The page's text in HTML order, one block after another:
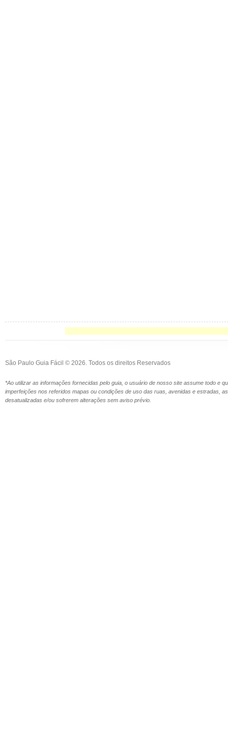
São Paulo Guia Fácil © 2026. Todos os direitos Reservados
*Ao utilizar as informações fornecidas pelo guia, o usuário de nosso site assume todo e
imperfeições nos referidos mapas ou condições de uso das ruas, avenidas e estradas,
desatualizadas e/ou sofrerem alterações sem aviso prévio.